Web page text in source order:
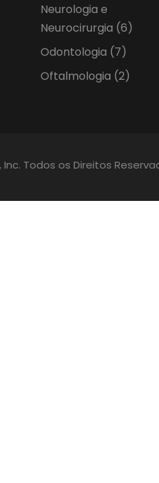
Neurologia e
Neurocirurgia (6)
Odontologia (7)
Oftalmologia (2)
Inc. Todos os Direitos